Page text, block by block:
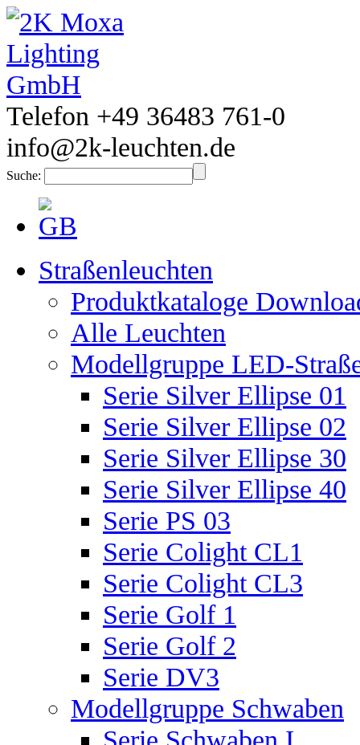
Telefon +49 36483 761-0
info@2k-leuchten.de
Suche:
Straßenleuchten
Produktkataloge
Alle Leuchten
Modellgruppe LED-
Serie Silver Ellipse 01
Serie Silver Ellipse 02
Serie Silver Ellipse 30
Serie Silver Ellipse 40
Serie PS 03
Serie Colight CL1
Serie Colight CL3
Serie Golf 1
Serie Golf 2
Serie DV3
Modellgruppe Schwaben